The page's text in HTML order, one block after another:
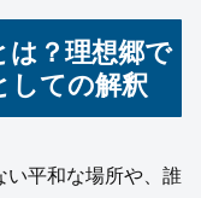
は？理想郷で
しての解釈
い平和な場所や、誰